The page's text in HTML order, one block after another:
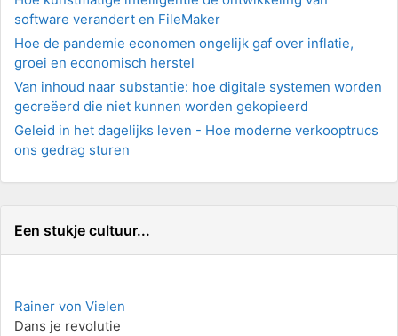
software verandert en FileMaker
Hoe de pandemie economen ongelijk gaf over inflatie,
groei en economisch herstel
Van inhoud naar substantie: hoe digitale systemen worden
gecreëerd die niet kunnen worden gekopieerd
Geleid in het dagelijks leven - Hoe moderne verkooptrucs
ons gedrag sturen
Een stukje cultuur...
Rainer von Vielen
Dans je revolutie